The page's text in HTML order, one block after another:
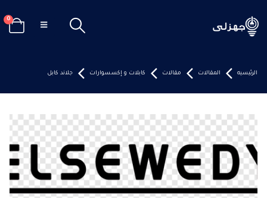
0
الرئيسيه المقالات مقالات كابلات و إكسسوارات جلاند كابل